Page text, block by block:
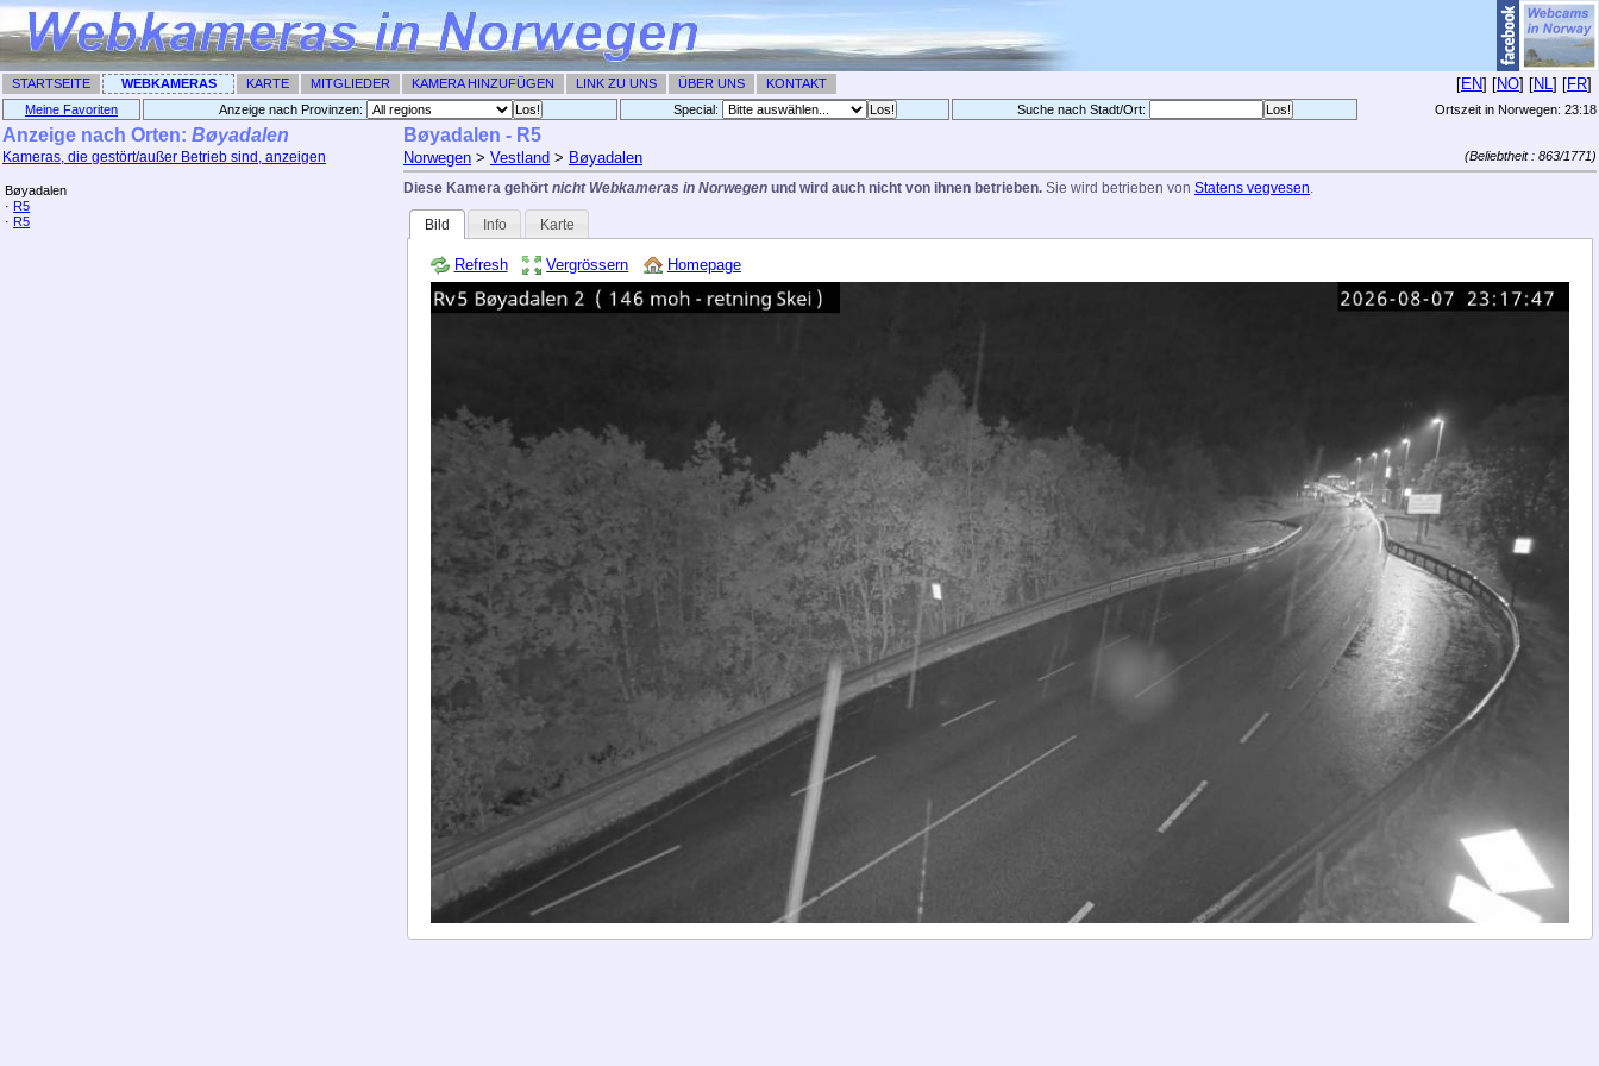
STARTSEITE WEBKAMERAS KARTE MITGLIEDER KAMERA HINZUFÜGEN LINK ZU UNS ÜBER UNS KONTAKT [EN] [NO] [NL] [FR]
Meine Favoriten Anzeige nach Provinzen: Special: Suche nach Stadt/Ort: Ortszeit in Norwegen: 23:18